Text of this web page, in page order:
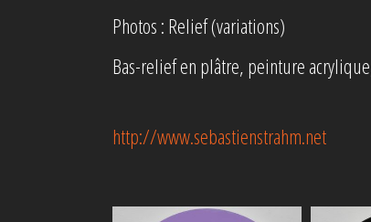
Photos : Relief (variations)
Bas-relief en plâtre, peinture
http://www.sebastienstrahm.net